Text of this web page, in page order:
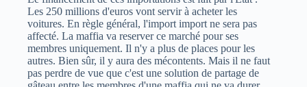
Les 250 millions d'euros vont servir à acheter les
voitures. En règle général, l'import import ne sera pas
affecté. La maffia va reserver ce marché pour ses
membres uniquement. Il n'y a plus de places pour les
autres. Bien sûr, il y aura des mécontents. Mais il ne faut
pas perdre de vue que c'est une solution de partage de